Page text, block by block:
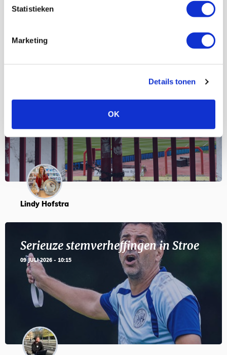
Statistieken
Marketing
Details tonen
OK
Blogs
Servische maffiabaas in grauwe bak
en feesten met Tadic
Lindy Hofstra
Serieuze stemverheffingen in Stroe
09 JULI 2026 - 10:15